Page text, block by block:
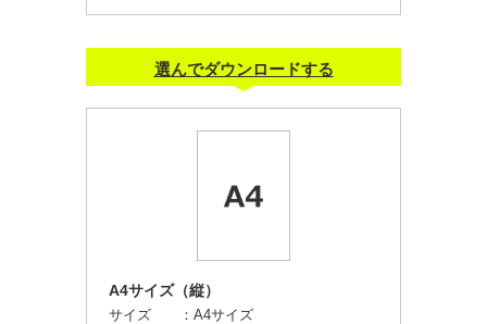
選んでダウンロードする
A4サイズ（縦）
サイズ ： A4サイズ